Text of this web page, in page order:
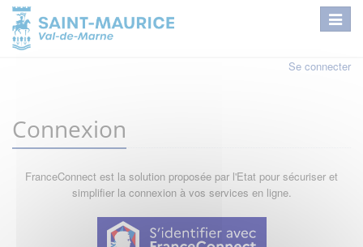
Se connecter
Connexion
FranceConnect est la solution proposée par l'Etat pour sécuriser et
simplifier la connexion à vos services en ligne.